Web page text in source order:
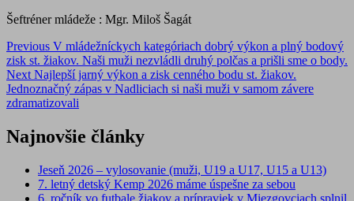
Šeftréner mládeže : Mgr. Miloš Šagát
Post
navigation
Previous V mládežníckych kategóriach dobrý výkon a plný bodový
zisk st. žiakov. Naši muži nezvládli druhý polčas a prišli sme o body.
Next Najlepší jarný výkon a zisk cenného bodu st. žiakov.
Jednoznačný zápas v Nadliciach si naši muži v samom závere
zdramatizovali
Najnovšie články
Jeseň 2026 – vylosovanie (muži, U19 a U17, U15 a U13)
7. letný detský Kemp 2026 máme úspešne za sebou
6. ročník vo futbale žiakov a prípraviek v Miezgovciach splnil